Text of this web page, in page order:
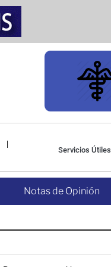
Servicios Útiles
Notas de Opinión